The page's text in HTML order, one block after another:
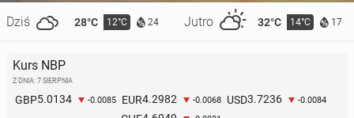
Dziś 28°C 12°C 24 Jutro 32°C 14°C 17
Kurs NBP
Z DNIA: 7 SIERPNIA
GBP5.0134 -0.0085 EUR4.2982 -0.0068 USD3.7236 -0.0084